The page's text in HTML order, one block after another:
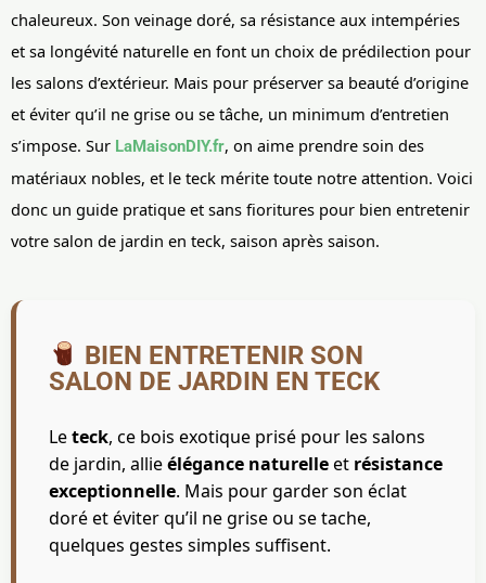
chaleureux. Son veinage doré, sa résistance aux intempéries
et sa longévité naturelle en font un choix de prédilection pour
les salons d’extérieur. Mais pour préserver sa beauté d’origine
et éviter qu’il ne grise ou se tâche, un minimum d’entretien
s’impose. Sur LaMaisonDIY.fr, on aime prendre soin des
matériaux nobles, et le teck mérite toute notre attention. Voici
donc un guide pratique et sans fioritures pour bien entretenir
votre salon de jardin en teck, saison après saison.
BIEN ENTRETENIR SON
SALON DE JARDIN EN TECK
Leteck, ce bois exotique prisé pour les salons
de jardin, allieélégance naturelleet résistance
exceptionnelle. Mais pour garder son éclat
doré et éviter qu’il ne grise ou se tache,
quelques gestes simples suffisent.